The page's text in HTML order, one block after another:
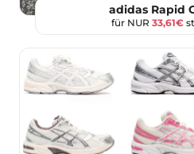
adidas Rapid
für NUR 33,61€